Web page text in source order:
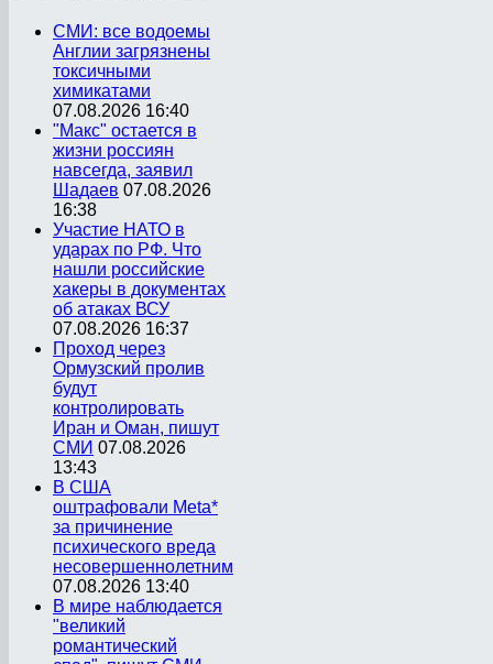
СМИ: все водоемы
Англии загрязнены
токсичными
химикатами
07.08.2026 16:40
"Макс" остается в
жизни россиян
навсегда, заявил
Шадаев 07.08.2026
16:38
Участие НАТО в
ударах по РФ. Что
нашли российские
хакеры в документах
об атаках ВСУ
07.08.2026 16:37
Проход через
Ормузский пролив
будут
контролировать
Иран и Оман, пишут
СМИ 07.08.2026
13:43
В США
оштрафовали Meta*
за причинение
психического вреда
несовершеннолетним
07.08.2026 13:40
В мире наблюдается
"великий
романтический